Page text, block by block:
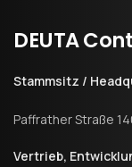
DEUTA
Stammsitz /
Paffrather Straße
Vertrieb,